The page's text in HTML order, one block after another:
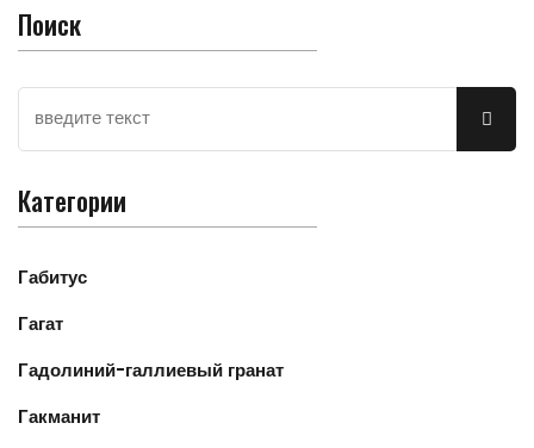
Поиск
Категории
Габитус
Гагат
Гадолиний-галлиевый гранат
Гакманит